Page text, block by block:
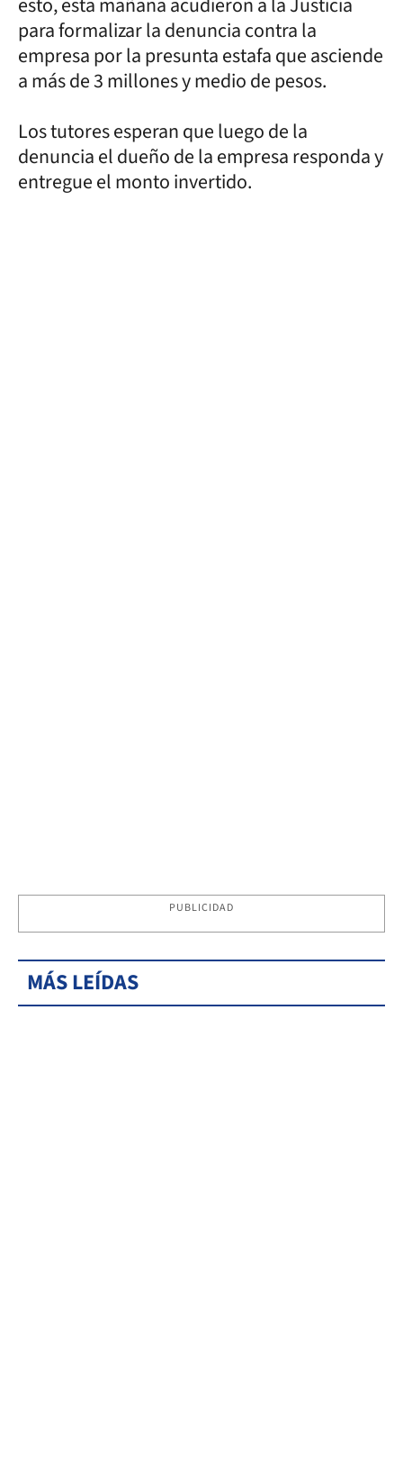
para formalizar la denuncia contra la
empresa por la presunta estafa que asciende
a más de 3 millones y medio de pesos.
Los tutores esperan que luego de la
denuncia el dueño de la empresa responda y
entregue el monto invertido.
PUBLICIDAD
MÁS LEÍDAS